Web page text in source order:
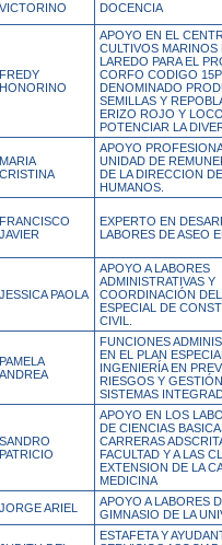
VICTORINO DOCENCIA
FREDY
HONORINO
APOYO EN EL
CULTIVOS MARINOS
LAREDO PARA EL
CORFO CODIGO
DENOMINADO
SEMILLAS Y
ERIZO ROJO Y
POTENCIAR LA
MARIA
CRISTINA
APOYO
UNIDAD DE
DE LA DIRECCION
HUMANOS.
FRANCISCO
JAVIER
EXPERTO EN
LABORES DE ASEO
JESSICA PAOLA
APOYO A LABORES
ADMINISTRATIVAS Y
COORDINACIÓN
ESPECIAL DE
CIVIL.
PAMELA
ANDREA
FUNCIONES
EN EL PLAN
INGENIERÍA EN
RIESGOS Y
SISTEMAS
SANDRO
PATRICIO
APOYO EN LOS
DE CIENCIAS
CARRERAS
FACULTAD Y A LAS
EXTENSION DE LA
MEDICINA
JORGE ARIEL
APOYO A LABORES
GIMNASIO DE LA
ESTAFETA Y